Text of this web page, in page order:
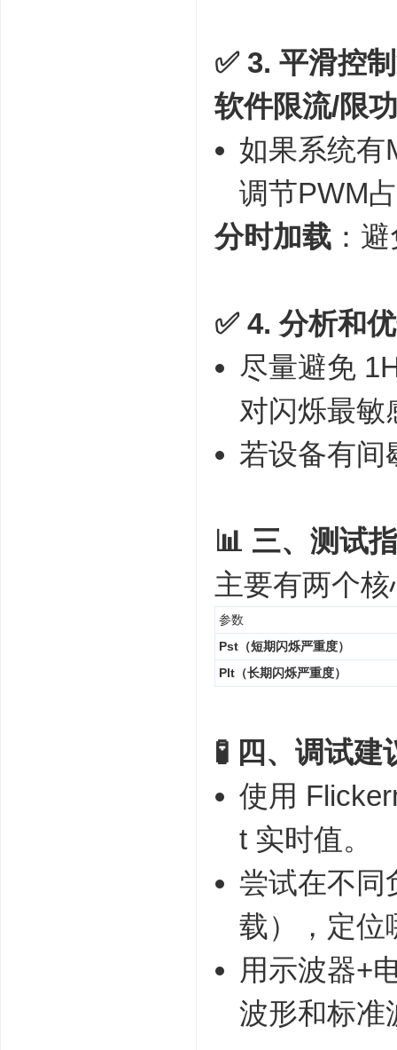
✅ 3. 平滑控
软件限流/限
如果系统有
调节PWM
分时加载 ：
✅ 4. 分析和
尽量避免
对闪烁最敏
若设备有间
📊 三、测试
主要有两个
参数
Pst（短期闪烁严重度）
Plt（长期闪烁严重度）
🧪 四、调试建
使用
t 实时值。
尝试在不同
载），定位
用示波器+
波形和标准